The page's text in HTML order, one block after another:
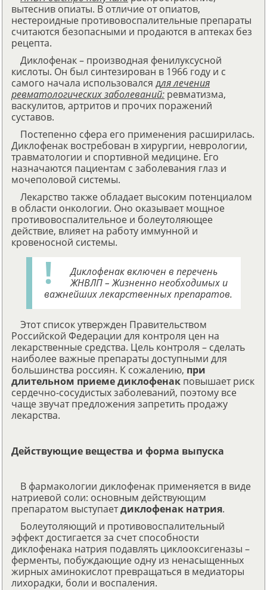
вытеснив опиаты. В отличие от опиатов,
нестероидные противовоспалительные препараты
считаются безопасными и продаются в аптеках без
рецепта.
Диклофенак – производная фенилуксусной
кислоты. Он был синтезирован в 1966 году и с
самого начала использовался для лечения
ревматологических заболеваний: ревматизма,
васкулитов, артритов и прочих поражений
суставов.
Постепенно сфера его применения расширилась.
Диклофенак востребован в хирургии, неврологии,
травматологии и спортивной медицине. Его
назначаются пациентам с заболевания глаз и
мочеполовой системы.
Лекарство также обладает высоким потенциалом
в области онкологии. Оно оказывает мощное
противовоспалительное и болеутоляющее
действие, влияет на работу иммунной и
кровеносной системы.
Диклофенак включен в перечень
ЖНВЛП – Жизненно необходимых и
важнейших лекарственных препаратов.
Этот список утвержден Правительством
Российской Федерации для контроля цен на
лекарственные средства. Цель контроля – сделать
наиболее важные препараты доступными для
большинства россиян. К сожалению, при
длительном приеме диклофенак повышает риск
сердечно-сосудистых заболеваний, поэтому все
чаще звучат предложения запретить продажу
лекарства.
Действующие вещества и форма выпуска
В фармакологии диклофенак применяется в виде
натриевой соли: основным действующим
препаратом выступаетдиклофенак натрия.
Болеутоляющий и противовоспалительный
эффект достигается за счет способности
диклофенака натрия подавлять циклооксигеназы –
ферменты, побуждающие одну из ненасыщенных
жирных аминокислот превращаться в медиаторы
лихорадки, боли и воспаления.